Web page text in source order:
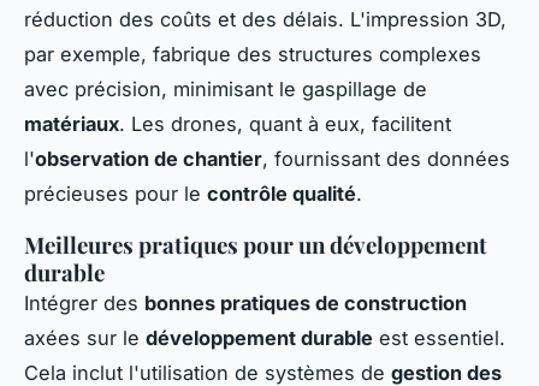
réduction des coûts et des délais. L'impression 3D,
par exemple, fabrique des structures complexes
avec précision, minimisant le gaspillage de
matériaux. Les drones, quant à eux, facilitent
l'observation de chantier, fournissant des données
précieuses pour le contrôle qualité.
Meilleures pratiques pour un développement
durable
Intégrer des bonnes pratiques de construction
axées sur le développement durable est essentiel.
Cela inclut l'utilisation de systèmes de gestion des